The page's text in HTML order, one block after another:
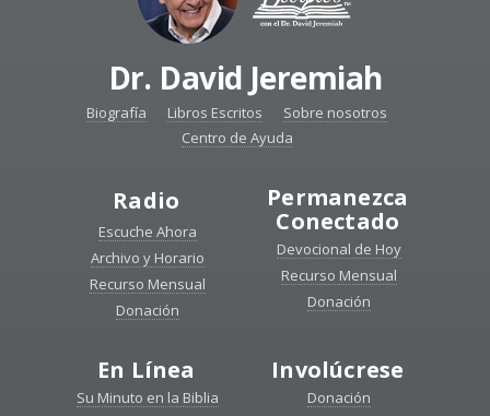
Dr. David Jeremiah
Biografía Libros Escritos
Sobre nosotros
Centro de Ayuda
Radio
Escuche Ahora
Archivo y Horario
Recurso Mensual
Donación
Permanezca
Conectado
Devocional de Hoy
Recurso Mensual
Donación
En Línea
Su Minuto en la Biblia
Involúcrese
Donación